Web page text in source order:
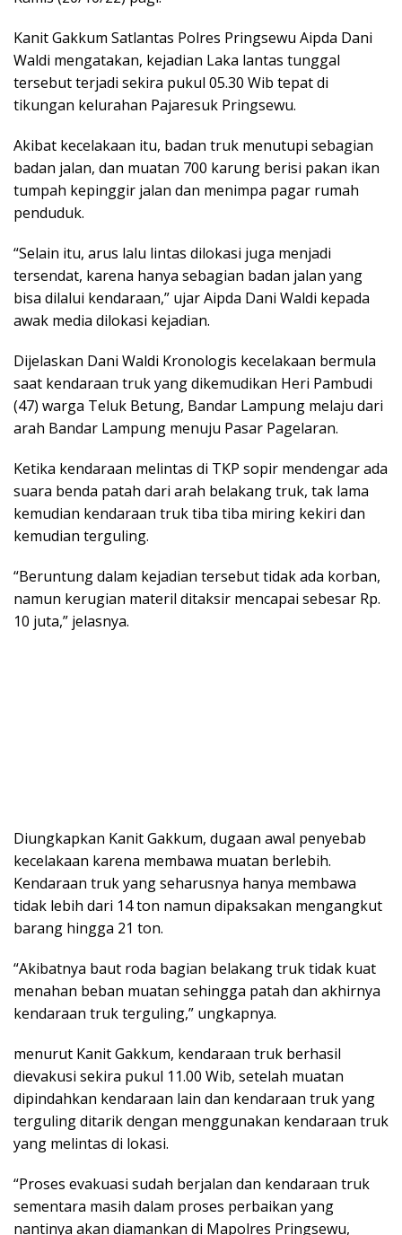
Kanit Gakkum Satlantas Polres Pringsewu Aipda Dani
Waldi mengatakan, kejadian Laka lantas tunggal
tersebut terjadi sekira pukul 05.30 Wib tepat di
tikungan kelurahan Pajaresuk Pringsewu.
Akibat kecelakaan itu, badan truk menutupi sebagian
badan jalan, dan muatan 700 karung berisi pakan ikan
tumpah kepinggir jalan dan menimpa pagar rumah
penduduk.
“Selain itu, arus lalu lintas dilokasi juga menjadi
tersendat, karena hanya sebagian badan jalan yang
bisa dilalui kendaraan,” ujar Aipda Dani Waldi kepada
awak media dilokasi kejadian.
Dijelaskan Dani Waldi Kronologis kecelakaan bermula
saat kendaraan truk yang dikemudikan Heri Pambudi
(47) warga Teluk Betung, Bandar Lampung melaju dari
arah Bandar Lampung menuju Pasar Pagelaran.
Ketika kendaraan melintas di TKP sopir mendengar ada
suara benda patah dari arah belakang truk, tak lama
kemudian kendaraan truk tiba tiba miring kekiri dan
kemudian terguling.
“Beruntung dalam kejadian tersebut tidak ada korban,
namun kerugian materil ditaksir mencapai sebesar Rp.
10 juta,” jelasnya.
Diungkapkan Kanit Gakkum, dugaan awal penyebab
kecelakaan karena membawa muatan berlebih.
Kendaraan truk yang seharusnya hanya membawa
tidak lebih dari 14 ton namun dipaksakan mengangkut
barang hingga 21 ton.
“Akibatnya baut roda bagian belakang truk tidak kuat
menahan beban muatan sehingga patah dan akhirnya
kendaraan truk terguling,” ungkapnya.
menurut Kanit Gakkum, kendaraan truk berhasil
dievakusi sekira pukul 11.00 Wib, setelah muatan
dipindahkan kendaraan lain dan kendaraan truk yang
terguling ditarik dengan menggunakan kendaraan truk
yang melintas di lokasi.
“Proses evakuasi sudah berjalan dan kendaraan truk
sementara masih dalam proses perbaikan yang
nantinya akan diamankan di Mapolres Pringsewu,